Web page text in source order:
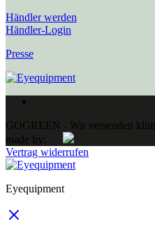
Händler werden
Händler-Login
Presse
GOGREEN - Wir versenden
made by:
Vertrag widerrufen
Eyequipment